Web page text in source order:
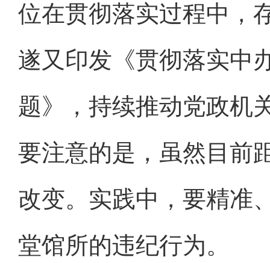
位在贯彻落实过程中，
遂又印发《贯彻落实中
题》，持续推动党政机
要注意的是，虽然目前
改变。实践中，要精准
堂馆所的违纪行为。